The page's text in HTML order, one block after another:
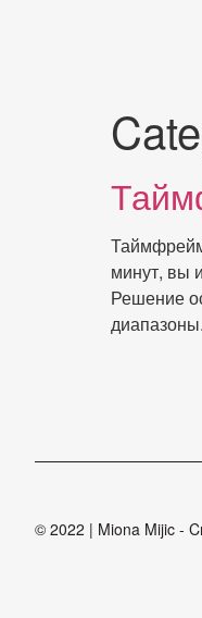
минут, вы
Решение
© 2022 | Miona Mijic -